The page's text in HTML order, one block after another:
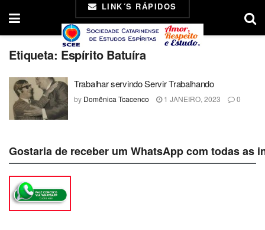
LINK´S RÁPIDOS
Etiqueta: Espírito Batuíra
Trabalhar servindo Servir Trabalhando
by Domênica Tcacenco 1 JANEIRO, 2023 0
Gostaria de receber um WhatsApp com todas